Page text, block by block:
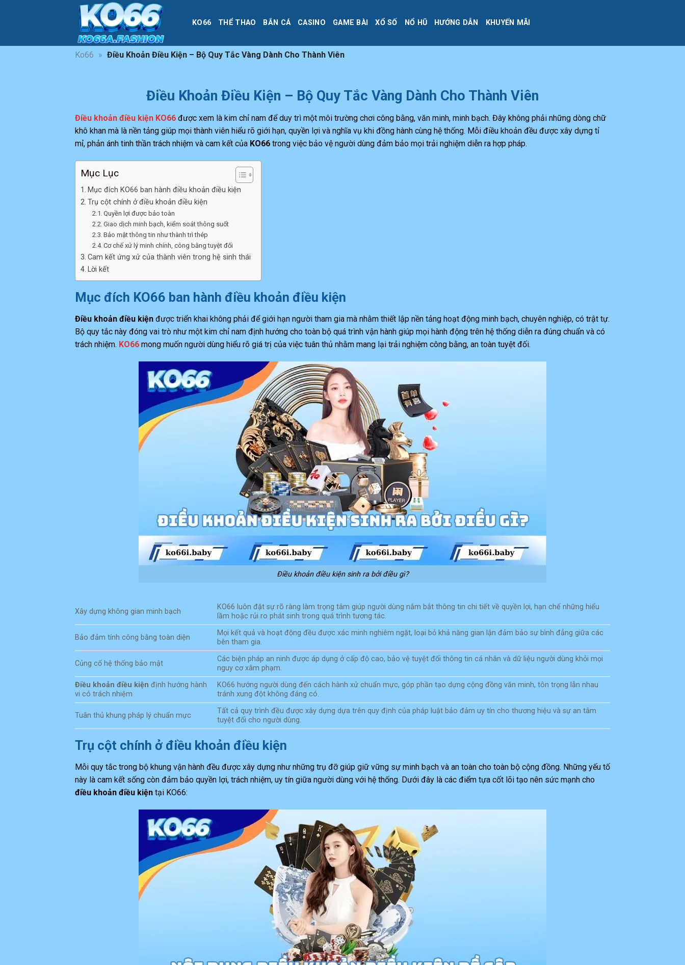
dung
KO66 THỂ THAO BẮN CÁ CASINO GAME BÀI XỔ SỐ NỔ HŨ HƯỚNG DẪN KHUYẾN MÃI
Ko66 » Điều Khoản Điều Kiện – Bộ Quy Tắc Vàng Dành Cho Thành Viên
Điều Khoản Điều Kiện – Bộ Quy Tắc Vàng Dành Cho Thành Viên
Điều khoản điều kiện KO66 được xem là kim chỉ nam để duy trì một môi trường chơi công bằng, văn minh, minh bạch. Đây không phải những dòng chữ
khô khan mà là nền tảng giúp mọi thành viên hiểu rõ giới hạn, quyền lợi và nghĩa vụ khi đồng hành cùng hệ thống. Mỗi điều khoản đều được xây dựng tỉ
mỉ, phản ánh tinh thần trách nhiệm và cam kết của KO66 trong việc bảo vệ người dùng đảm bảo mọi trải nghiệm diễn ra hợp pháp.
Mục Lục
Mục đích KO66 ban hành điều khoản điều kiện
Trụ cột chính ở điều khoản điều kiện
Quyền lợi được bảo toàn
Giao dịch minh bạch, kiểm soát thông suốt
Bảo mật thông tin như thành trì thép
Cơ chế xử lý minh chính, công bằng tuyệt đối
Cam kết ứng xử của thành viên trong hệ sinh thái
Lời kết
Mục đích KO66 ban hành điều khoản điều kiện
Điều khoản điều kiện được triển khai không phải để giới hạn người tham gia mà nhằm thiết lập nền tảng hoạt động minh bạch, chuyên nghiệp, có trật tự.
Bộ quy tắc này đóng vai trò như một kim chỉ nam định hướng cho toàn bộ quá trình vận hành giúp mọi hành động trên hệ thống diễn ra đúng chuẩn và có
trách nhiệm. KO66 mong muốn người dùng hiểu rõ giá trị của việc tuân thủ nhằm mang lại trải nghiệm công bằng, an toàn tuyệt đối.
Điều khoản điều kiện sinh ra bởi điều gì?
Xây dựng không gian minh bạch
KO66 luôn đặt sự rõ ràng làm trọng tâm giúp người dùng nắm bắt thông tin chi tiết về quyền lợi, hạn chế những hiểu
lầm hoặc rủi ro phát sinh trong quá trình tương tác.
Bảo đảm tính công bằng toàn diện
Mọi kết quả và hoạt động đều được xác minh nghiêm ngặt, loại bỏ khả năng gian lận đảm bảo sự bình đẳng giữa các
bên tham gia.
Củng cố hệ thống bảo mật
Các biện pháp an ninh được áp dụng ở cấp độ cao, bảo vệ tuyệt đối thông tin cá nhân và dữ liệu người dùng khỏi mọi
nguy cơ xâm phạm.
Điều khoản điều kiện định hướng hành
vi có trách nhiệm
KO66 hướng người dùng đến cách hành xử chuẩn mực, góp phần tạo dựng cộng đồng văn minh, tôn trọng lẫn nhau
tránh xung đột không đáng có.
Tuân thủ khung pháp lý chuẩn mực
Tất cả quy trình đều được xây dựng dựa trên quy định của pháp luật bảo đảm uy tín cho thương hiệu và sự an tâm
tuyệt đối cho người dùng.
Trụ cột chính ở điều khoản điều kiện
Mỗi quy tắc trong bộ khung vận hành đều được xây dựng như những trụ đỡ giúp giữ vững sự minh bạch và an toàn cho toàn bộ cộng đồng. Những yếu tố
này là cam kết sống còn đảm bảo quyền lợi, trách nhiệm, uy tín giữa người dùng với hệ thống. Dưới đây là các điểm tựa cốt lõi tạo nên sức mạnh cho
điều khoản điều kiện tại KO66: